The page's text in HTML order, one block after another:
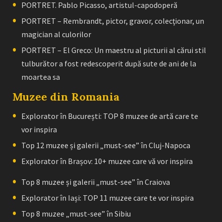
PORTRET. Pablo Picasso, artistul-capodoperă
PORTRET – Rembrandt, pictor, gravor, colecţionar, un
magician al culorilor
PORTRET – El Greco: Un maestru al picturii al cărui stil
tulburător a fost redescoperit după sute de ani de la
moartea sa
Muzee din Romania
Explorator în București: TOP 8 muzee de artă care te
vor inspira
Top 12 muzee și galerii „must-see” în Cluj-Napoca
Explorator în Brașov: 10+ muzee care vă vor inspira
Top 8 muzee și galerii „must-see” în Craiova
Explorator în Iași: TOP 11 muzee care te vor inspira
Top 8 muzee „must-see” în Sibiu